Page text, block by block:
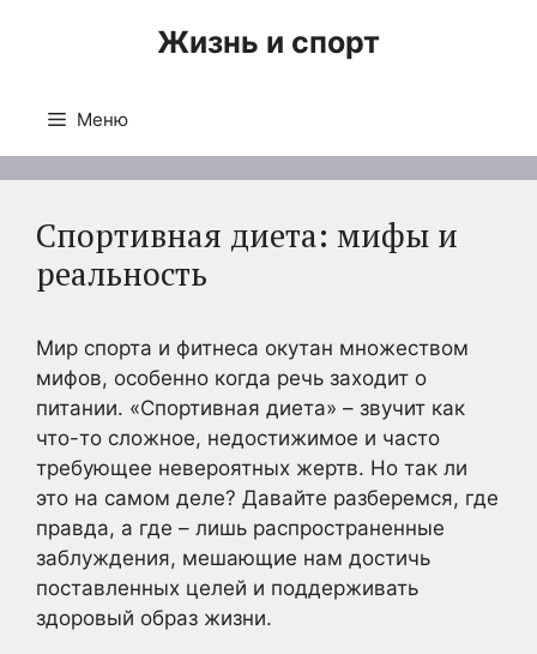
Жизнь и спорт
Меню
Спортивная диета: мифы и
реальность
Мир спорта и фитнеса окутан множеством
мифов, особенно когда речь заходит о
питании. «Спортивная диета» – звучит как
что-то сложное, недостижимое и часто
требующее невероятных жертв. Но так ли
это на самом деле? Давайте разберемся, где
правда, а где – лишь распространенные
заблуждения, мешающие нам достичь
поставленных целей и поддерживать
здоровый образ жизни.